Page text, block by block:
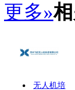
更多»
无人机培